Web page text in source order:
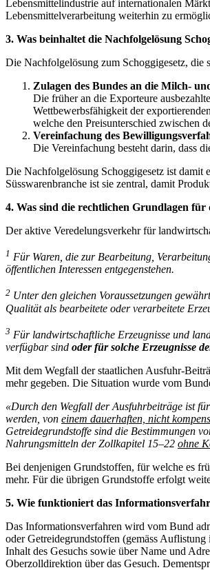
Lebensmittelindustrie auf internationalen
Lebensmittelverarbeitung weiterhin zu
3. Was beinhaltet die Nachfolgelösung
Die Nachfolgelösung zum Schoggigesetz,
Zulagen des Bundes an die Milch-
Die früher an die Exporteure
Wettbewerbsfähigkeit der
welche den Preisunterschied zwischen
Vereinfachung des
Die Vereinfachung besteht darin, dass
Die Nachfolgelösung Schoggigesetz ist damit
Süsswarenbranche ist sie zentral, damit
4. Was sind die rechtlichen Grundlagen
Der aktive Veredelungsverkehr für
1 Für Waren, die zur Bearbeitung,
öffentlichen Interessen entgegenstehen.
2 Unter den gleichen Voraussetzungen
Qualität als bearbeitete oder verarbeitete
3 Für landwirtschaftliche Erzeugnisse und
verfügbar sind oder für solche Erzeugnisse
Mit dem Wegfall der staatlichen Ausfuhr-
mehr gegeben. Die Situation wurde vom
«Durch den Wegfall der Ausfuhrbeiträge ist
werden, von einem dauerhaften, nicht
Getreidegrundstoffe sind die Bestimmungen
Nahrungsmitteln der Zollkapitel 15–22 ohne
Bei denjenigen Grundstoffen, für welche es
mehr. Für die übrigen Grundstoffe erfolgt
5. Wie funktioniert das
Das Informationsverfahren wird vom Bund
oder Getreidegrundstoffen (gemäss
Inhalt des Gesuchs sowie über Name und
Oberzolldirektion über das Gesuch.